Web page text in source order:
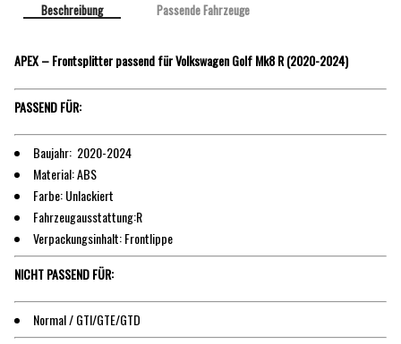
Beschreibung Passende Fahrzeuge
APEX – Frontsplitter passend für Volkswagen Golf Mk8 R (2020-2024)
PASSEND FÜR:
Baujahr: 2020-2024
Material: ABS
Farbe: Unlackiert
Fahrzeugausstattung:R
Verpackungsinhalt: Frontlippe
NICHT PASSEND FÜR:
Normal / GTI/GTE/GTD